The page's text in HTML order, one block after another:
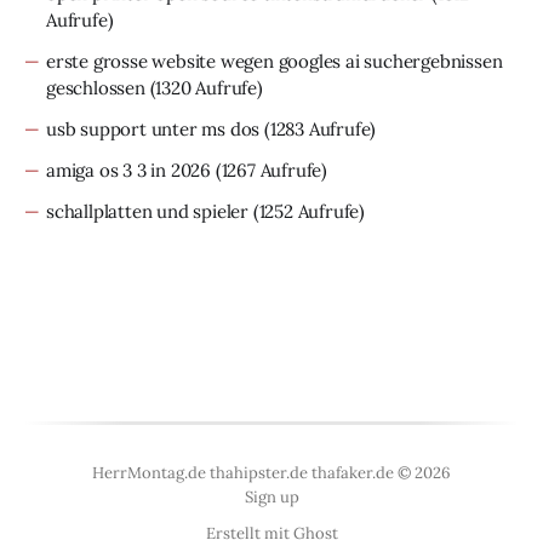
Aufrufe)
erste grosse website wegen googles ai suchergebnissen
geschlossen (1320 Aufrufe)
usb support unter ms dos (1283 Aufrufe)
amiga os 3 3 in 2026 (1267 Aufrufe)
schallplatten und spieler (1252 Aufrufe)
HerrMontag.de thahipster.de thafaker.de © 2026
Sign up
Erstellt mitGhost